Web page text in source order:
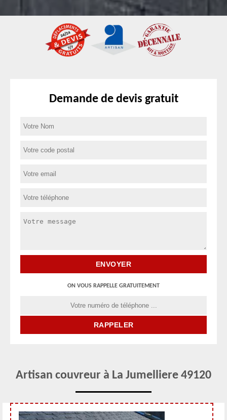
Demande de devis gratuit
ON VOUS RAPPELLE GRATUITEMENT
Artisan couvreur à La Jumelliere 49120